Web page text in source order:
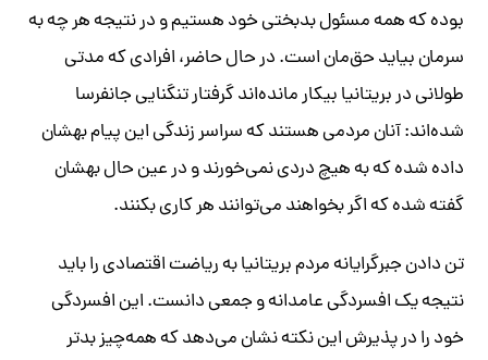
بوده که همه مسئول بدبختی خود هستیم و در نتیجه هر چه به
سرمان بیاید حق‌مان است. در حال حاضر، افرادی که مدتی
طولانی در بریتانیا بیکار مانده‌اند گرفتار تنگنایی جانفرسا
شده‌اند: آنان مردمی هستند که سراسر زندگی این پیام بهشان
داده شده که به هیچ دردی نمی‌خورند و در عین حال بهشان
گفته شده که اگر بخواهند می‌توانند هر کاری بکنند.
تن دادن جبرگرایانه مردم بریتانیا به ریاضت اقتصادی را باید
نتیجه‌ یک افسردگی عامدانه و جمعی دانست. این افسردگی
خود را در پذیرش این نکته نشان می‌دهد که همه‌چیز بدتر